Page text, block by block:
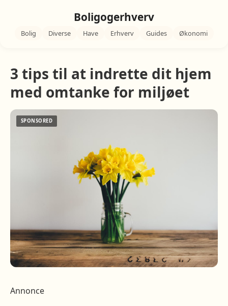
Boligogerhverv
Bolig Diverse Have Erhverv Guides Økonomi
3 tips til at indrette dit hjem
med omtanke for miljøet
Annonce